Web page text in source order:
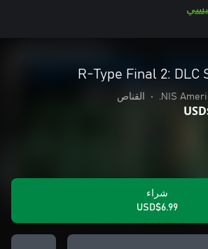
R-Type Final 2: DLC
NIS
• القناص
شراء
USD$6.99